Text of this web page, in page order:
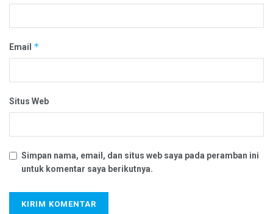
Email *
Situs Web
Simpan nama, email, dan situs web saya pada peramban ini
untuk komentar saya berikutnya.